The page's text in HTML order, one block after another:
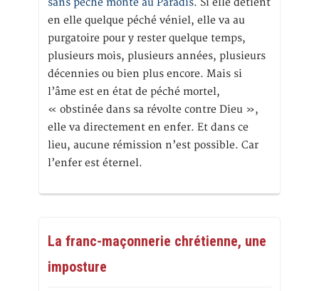
sans péché monte au Paradis. Si elle détient
en elle quelque péché véniel, elle va au
purgatoire pour y rester quelque temps,
plusieurs mois, plusieurs années, plusieurs
décennies ou bien plus encore. Mais si
l’âme est en état de péché mortel,
« obstinée dans sa révolte contre Dieu »,
elle va directement en enfer. Et dans ce
lieu, aucune rémission n’est possible. Car
l’enfer est éternel.
La franc-maçonnerie chrétienne, une
imposture